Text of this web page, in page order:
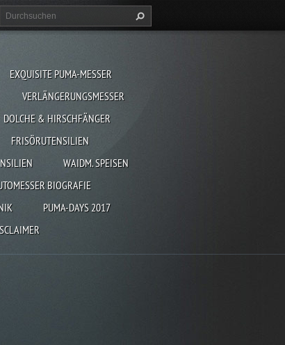
EXQUISITE PUMA-MESSER
VERLÄNGERUNGSMESSER
DOLCHE & HIRSCHFÄNGER
FRISÖRUTENSILIEN
WAIDM. SPEISEN
BIOGRAFIE
PUMA-DAYS 2017